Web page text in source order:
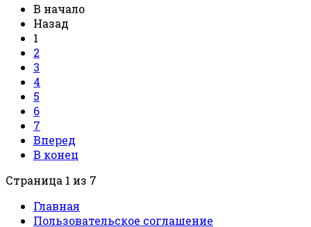
В начало
Назад
1
2
3
4
5
6
7
Вперед
В конец
Страница 1 из 7
Главная
Пользовательское соглашение